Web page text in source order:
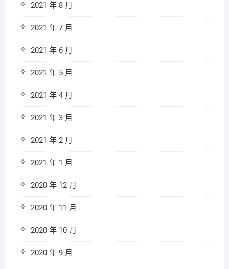
2021 年 8 月
2021 年 7 月
2021 年 6 月
2021 年 5 月
2021 年 4 月
2021 年 3 月
2021 年 2 月
2021 年 1 月
2020 年 12 月
2020 年 11 月
2020 年 10 月
2020 年 9 月